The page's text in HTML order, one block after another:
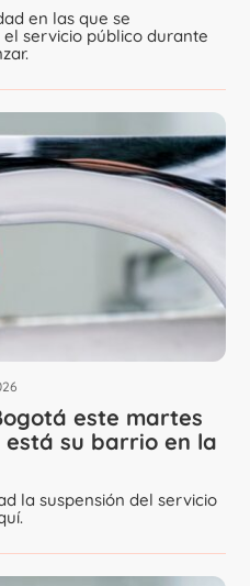
en las que se
servicio público durante
este martes
está su barrio en la
la suspensión del servicio